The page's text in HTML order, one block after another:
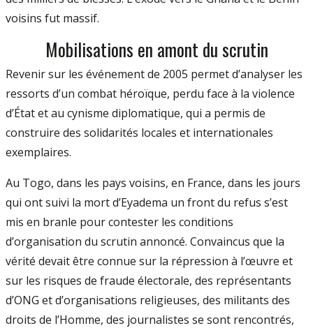
voisins fut massif.
Mobilisations en amont du scrutin
Revenir sur les événement de 2005 permet d’analyser les
ressorts d’un combat héroïque, perdu face à la violence
d’État et au cynisme diplomatique, qui a permis de
construire des solidarités locales et internationales
exemplaires.
Au Togo, dans les pays voisins, en France, dans les jours
qui ont suivi la mort d’Eyadema un front du refus s’est
mis en branle pour contester les conditions
d’organisation du scrutin annoncé. Convaincus que la
vérité devait être connue sur la répression à l’œuvre et
sur les risques de fraude électorale, des représentants
d’ONG et d’organisations religieuses, des militants des
droits de l’Homme, des journalistes se sont rencontrés,